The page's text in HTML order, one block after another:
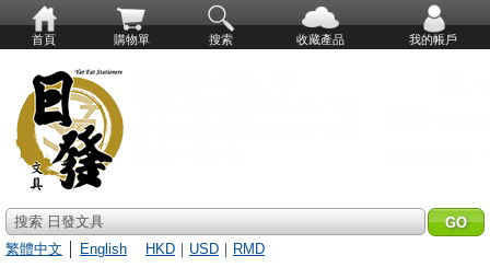
首頁 購物單 搜索 收藏產品 我的帳戶
搜索 日發文具
繁體中文
English HKD ｜ USD ｜ RMD